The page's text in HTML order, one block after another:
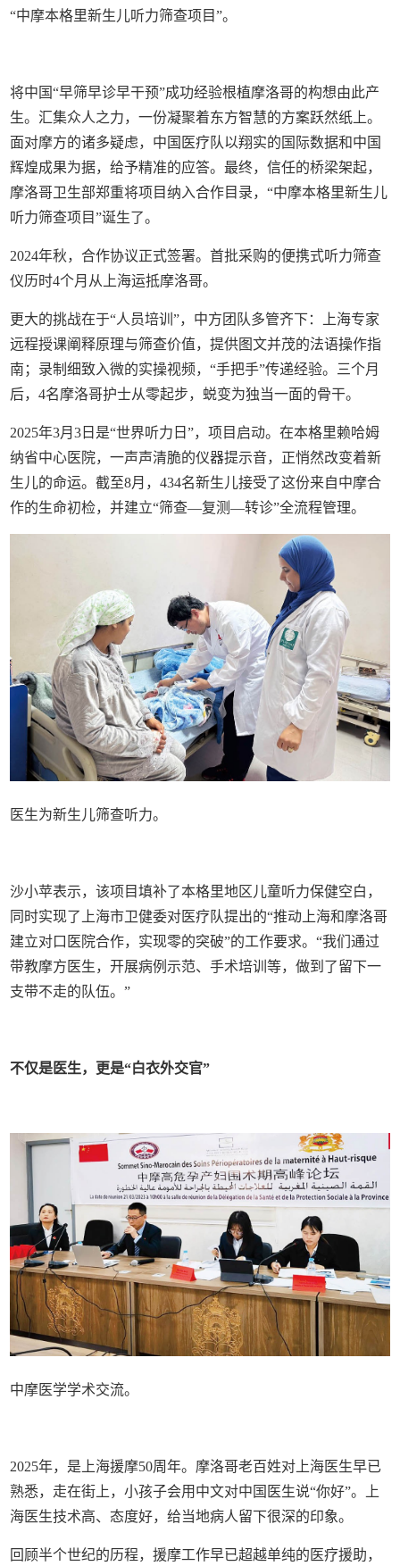
“中摩本格里新生儿听力筛查项目”。
将中国“早筛早诊早干预”成功经验根植摩洛哥的构想由此产
生。汇集众人之力，一份凝聚着东方智慧的方案跃然纸上。
面对摩方的诸多疑虑，中国医疗队以翔实的国际数据和中国
辉煌成果为据，给予精准的应答。最终，信任的桥梁架起，
摩洛哥卫生部郑重将项目纳入合作目录，“中摩本格里新生儿
听力筛查项目”诞生了。
2024年秋，合作协议正式签署。首批采购的便携式听力筛查
仪历时4个月从上海运抵摩洛哥。
更大的挑战在于“人员培训”，中方团队多管齐下：上海专家
远程授课阐释原理与筛查价值，提供图文并茂的法语操作指
南；录制细致入微的实操视频，“手把手”传递经验。三个月
后，4名摩洛哥护士从零起步，蜕变为独当一面的骨干。
2025年3月3日是“世界听力日”，项目启动。在本格里赖哈姆
纳省中心医院，一声声清脆的仪器提示音，正悄然改变着新
生儿的命运。截至8月，434名新生儿接受了这份来自中摩合
作的生命初检，并建立“筛查—复测—转诊”全流程管理。
医生为新生儿筛查听力。
沙小苹表示，该项目填补了本格里地区儿童听力保健空白，
同时实现了上海市卫健委对医疗队提出的“推动上海和摩洛哥
建立对口医院合作，实现零的突破”的工作要求。“我们通过
带教摩方医生，开展病例示范、手术培训等，做到了留下一
支带不走的队伍。”
不仅是医生，更是“白衣外交官”
中摩医学学术交流。
2025年，是上海援摩50周年。摩洛哥老百姓对上海医生早已
熟悉，走在街上，小孩子会用中文对中国医生说“你好”。上
海医生技术高、态度好，给当地病人留下很深的印象。
回顾半个世纪的历程，援摩工作早已超越单纯的医疗援助，